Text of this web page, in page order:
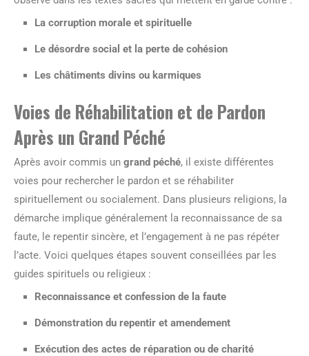
La corruption morale et spirituelle
Le désordre social et la perte de cohésion
Les châtiments divins ou karmiques
Voies de Réhabilitation et de Pardon
Après un Grand Péché
Après avoir commis un grand péché, il existe différentes
voies pour rechercher le pardon et se réhabiliter
spirituellement ou socialement. Dans plusieurs religions, la
démarche implique généralement la reconnaissance de sa
faute, le repentir sincère, et l’engagement à ne pas répéter
l’acte. Voici quelques étapes souvent conseillées par les
guides spirituels ou religieux :
Reconnaissance et confession de la faute
Démonstration du repentir et amendement
Exécution des actes de réparation ou de charité